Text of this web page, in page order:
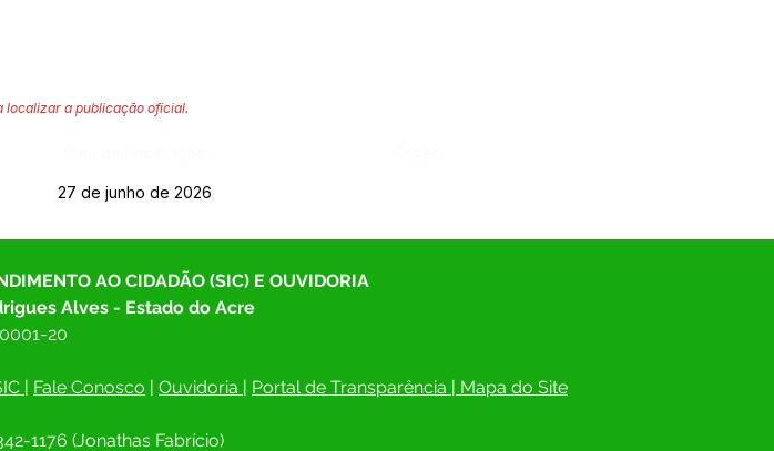
localizar a publicação oficial.
27 de junho de 2026
AO CIDADÃO (SIC) E OUVIDORIA
Alves - Estado do Acre
20
| Fale Conosco | Ouvidoria | Portal de Transparência | Mapa do Site
1176 (Jonathas Fabrício)